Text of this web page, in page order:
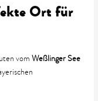
Ort für
vomWeßlinger See